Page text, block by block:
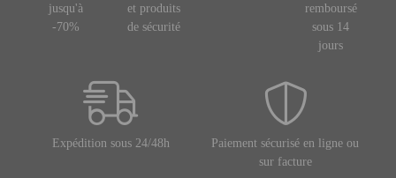
jusqu'à
-70%
et produits
de sécurité
remboursé
sous 14
jours
Expédition sous 24/48h
Paiement sécurisé en ligne ou
sur facture